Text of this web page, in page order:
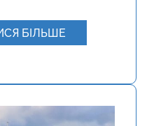
БІЛЬШЕ